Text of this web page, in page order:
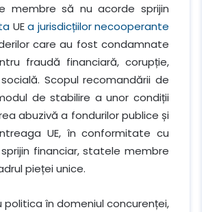
membre să nu acorde sprijin
UEa jurisdicțiilor necooperante
care au fost condamnate
fraudă financiară, corupție,
Scopul recomandării de
de stabilire a unor condiții
abuzivă a fondurilor publice și
UE, în conformitate cu
financiar, statele membre
pieței unice.
politica în domeniul concurenței,